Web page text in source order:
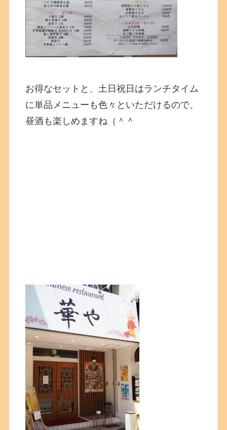
お得なセットと、土日祝日はランチタイム
に単品メニューも色々といただけるので、
昼酒も楽しめますね（＾＾